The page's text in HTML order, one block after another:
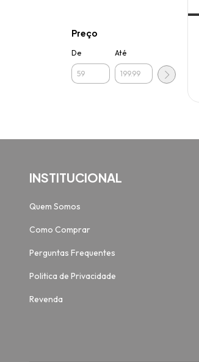
Preço
De Até
INSTITUCIONAL
Quem Somos
Como Comprar
Perguntas Frequentes
Politica de Privacidade
Revenda